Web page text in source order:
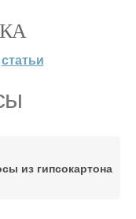
статьи
из гипсокартона